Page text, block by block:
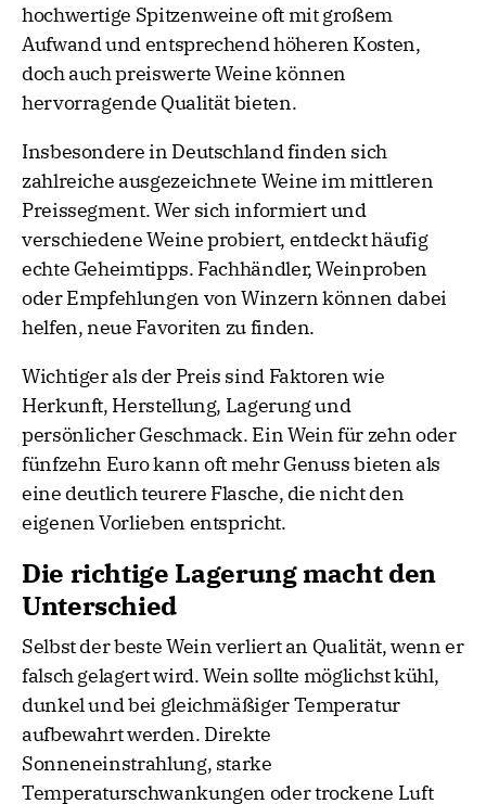
hochwertige Spitzenweine oft mit großem
Aufwand und entsprechend höheren Kosten,
doch auch preiswerte Weine können
hervorragende Qualität bieten.
Insbesondere in Deutschland finden sich
zahlreiche ausgezeichnete Weine im mittleren
Preissegment. Wer sich informiert und
verschiedene Weine probiert, entdeckt häufig
echte Geheimtipps. Fachhändler, Weinproben
oder Empfehlungen von Winzern können dabei
helfen, neue Favoriten zu finden.
Wichtiger als der Preis sind Faktoren wie
Herkunft, Herstellung, Lagerung und
persönlicher Geschmack. Ein Wein für zehn oder
fünfzehn Euro kann oft mehr Genuss bieten als
eine deutlich teurere Flasche, die nicht den
eigenen Vorlieben entspricht.
Die richtige Lagerung macht den
Unterschied
Selbst der beste Wein verliert an Qualität, wenn er
falsch gelagert wird. Wein sollte möglichst kühl,
dunkel und bei gleichmäßiger Temperatur
aufbewahrt werden. Direkte
Sonneneinstrahlung, starke
Temperaturschwankungen oder trockene Luft